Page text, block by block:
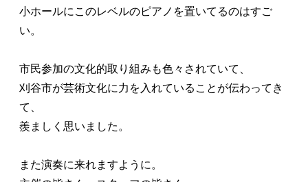
小ホールにこのレベルのピアノを置いてるのはすご
い。
市民参加の文化的取り組みも色々されていて、
刈谷市が芸術文化に力を入れていることが伝わってき
て、
羨ましく思いました。
また演奏に来れますように。